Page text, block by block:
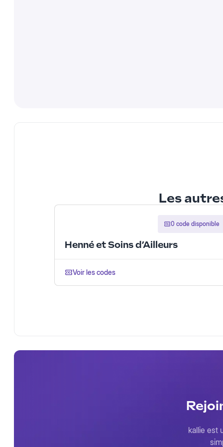
Les
0 code disponible
Henné et Soins d’Ailleurs
Voir les codes
kallie est